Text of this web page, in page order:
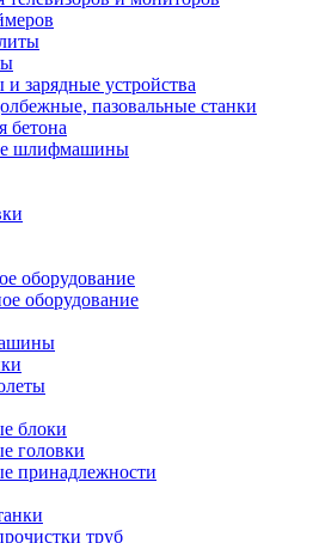
зарядные устройства
пазовальные станки
бетона
шлифмашины
оборудование
оборудование
блоки
головки
принадлежности
труб